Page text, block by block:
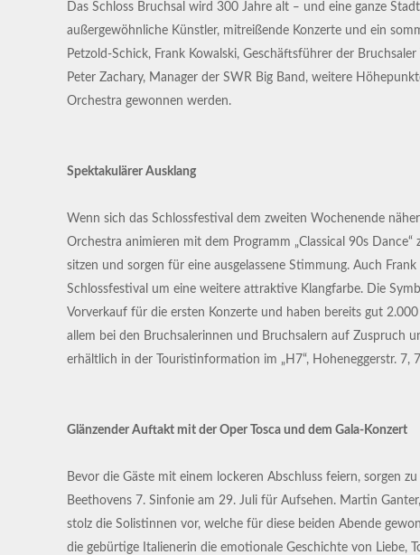
Das Schloss Bruchsal wird 300 Jahre alt ‒ und eine ganze
außergewöhnliche Künstler, mitreißende Konzerte und ein
Petzold-Schick, Frank Kowalski, Geschäftsführer der
Peter Zachary, Manager der SWR Big Band, weitere
Orchestra gewonnen werden.
Spektakulärer Ausklang
Wenn sich das Schlossfestival dem zweiten Wochenende
Orchestra animieren mit dem Programm „Classical 90s
sitzen und sorgen für eine ausgelassene Stimmung. Auch
Schlossfestival um eine weitere attraktive Klangfarbe. Die
Vorverkauf für die ersten Konzerte und haben bereits gut
allem bei den Bruchsalerinnen und Bruchsalern auf Zuspruch
erhältlich in der Touristinformation im „H7“, Hoheneggerstr.
Glänzender Auftakt mit der Oper Tosca und dem Gala-Konzert
Bevor die Gäste mit einem lockeren Abschluss feiern, sorgen
Beethovens 7. Sinfonie am 29. Juli für Aufsehen. Martin
stolz die Solistinnen vor, welche für diese beiden Abende
die gebürtige Italienerin die emotionale Geschichte von Liebe,